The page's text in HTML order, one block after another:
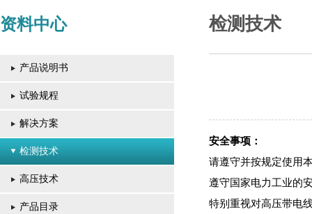
资料中心
产品说明书
试验规程
解决方案
检测技术
高压技术
产品目录
检测技术
安全事项：
请遵守并按规定使用
遵守国家电力工业的
特别重视对高压带电